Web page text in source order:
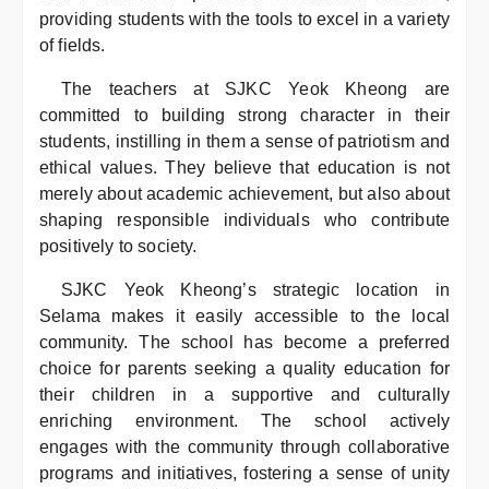
providing students with the tools to excel in a variety
of fields.
The teachers at SJKC Yeok Kheong are
committed to building strong character in their
students, instilling in them a sense of patriotism and
ethical values. They believe that education is not
merely about academic achievement, but also about
shaping responsible individuals who contribute
positively to society.
SJKC Yeok Kheong’s strategic location in
Selama makes it easily accessible to the local
community. The school has become a preferred
choice for parents seeking a quality education for
their children in a supportive and culturally
enriching environment. The school actively
engages with the community through collaborative
programs and initiatives, fostering a sense of unity